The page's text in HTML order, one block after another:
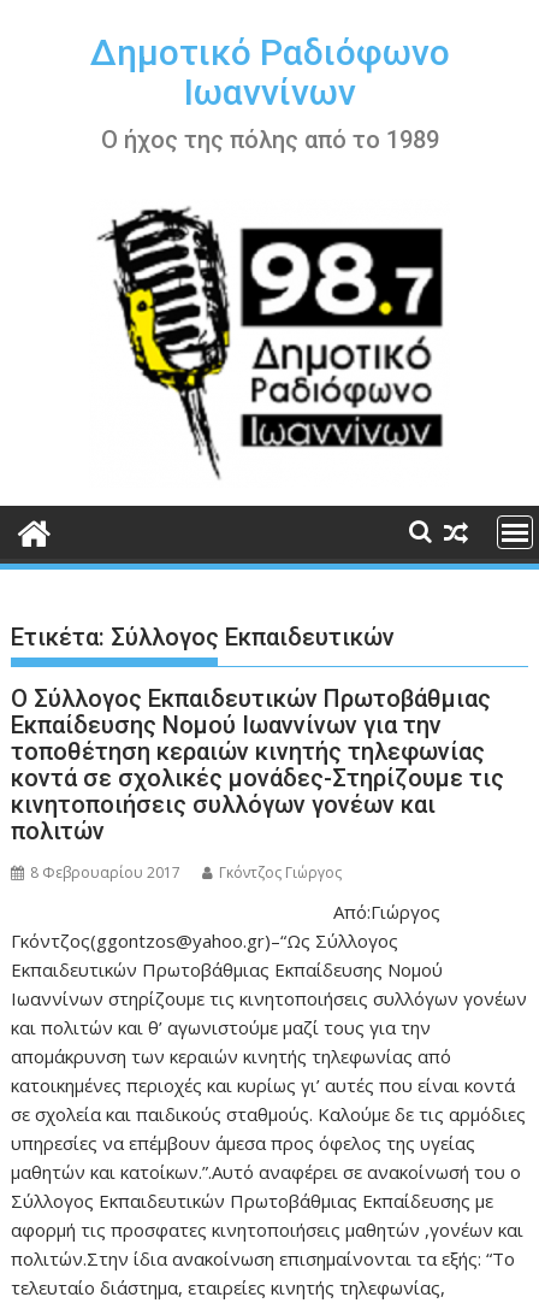
περιεχόμενοΔημοτικό Ραδιόφωνο
Ιωαννίνων
Ο ήχος της πόλης από το 1989
Ετικέτα: Σύλλογος Εκπαιδευτικών
Ο Σύλλογος Εκπαιδευτικών Πρωτοβάθμιας
Εκπαίδευσης Νομού Ιωαννίνων για την
τοποθέτηση κεραιών κινητής τηλεφωνίας
κοντά σε σχολικές μονάδες-Στηρίζουμε τις
κινητοποιήσεις συλλόγων γονέων και
πολιτών
8 Φεβρουαρίου 2017 Γκόντζος Γιώργος
Από:Γιώργος
Γκόντζος(ggontzos@yahoo.gr)–“Ως Σύλλογος
Εκπαιδευτικών Πρωτοβάθμιας Εκπαίδευσης Νομού
Ιωαννίνων στηρίζουμε τις κινητοποιήσεις συλλόγων γονέων
και πολιτών και θ’ αγωνιστούμε μαζί τους για την
απομάκρυνση των κεραιών κινητής τηλεφωνίας από
κατοικημένες περιοχές και κυρίως γι’ αυτές που είναι κοντά
σε σχολεία και παιδικούς σταθμούς. Καλούμε δε τις αρμόδιες
υπηρεσίες να επέμβουν άμεσα προς όφελος της υγείας
μαθητών και κατοίκων.”.Αυτό αναφέρει σε ανακοίνωσή του ο
Σύλλογος Εκπαιδευτικών Πρωτοβάθμιας Εκπαίδευσης με
αφορμή τις προσφατες κινητοποιήσεις μαθητών ,γονέων και
πολιτών.Στην ίδια ανακοίνωση επισημαίνονται τα εξής: “Το
τελευταίο διάστημα, εταιρείες κινητής τηλεφωνίας,